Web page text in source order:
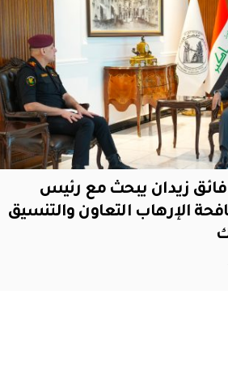
زيدان يبحث مع رئيس
الإرهاب التعاون والتنسيق